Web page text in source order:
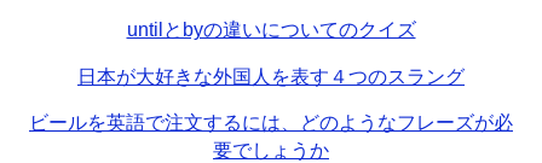
untilとbyの違いについてのクイズ
日本が大好きな外国人を表す４つのスラング
ビールを英語で注文するには、どのようなフレーズが必
要でしょうか